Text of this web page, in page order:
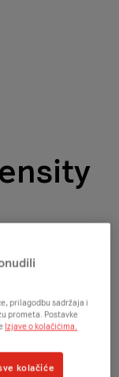
prilagodbu sadržaja i
prometa. Postavke
Izjave o kolačićima.
kolačiće